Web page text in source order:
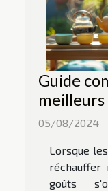
Guide
05/08/2024
Lorsque
réchauffer
goûts